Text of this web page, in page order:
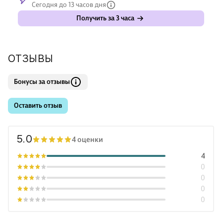
Сегодня до 13 часов дня
Получить за 3 часа
ОТЗЫВЫ
Бонусы за отзывы
Оставить отзыв
5.0 4 оценки
0
0
0
0
4